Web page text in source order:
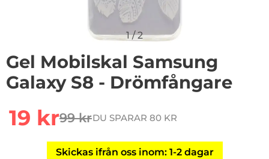
1/2
Gel Mobilskal Samsung
Galaxy S8 - Drömfångare
rea pris
19 krtidigare pris
99 krDU SPARAR 80 KR
Skickas ifrån oss inom: 1-2 dagar